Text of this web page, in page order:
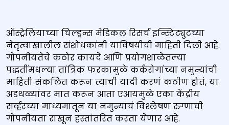
ऑस्ट्रेलियाच्या चिल्ड्रन्स मेडिकल रिसर्च इन्स्टिट्युटच्या
नेतृत्वाखालील संशोधकांनी याविषयीची माहिती दिली आहे.
गोपनीयतेचे कठोर कायदे आणि प्रयोगशाळेतल्या
पद्धतींमधल्या तांत्रिक फरकामुळे कर्करोगांच्या नमुन्यांची
माहिती संकलित करून त्याची यादी करणं कठीण होतं, या
अडथळ्यांवर मात करून आता एआयमुळे एका केंद्रीय
सर्व्हरच्या माध्यमातून या नमुन्यांचं विश्लेषण रुग्णाची
गोपनीयता राखून हस्तांतरित करता येणार आहे.